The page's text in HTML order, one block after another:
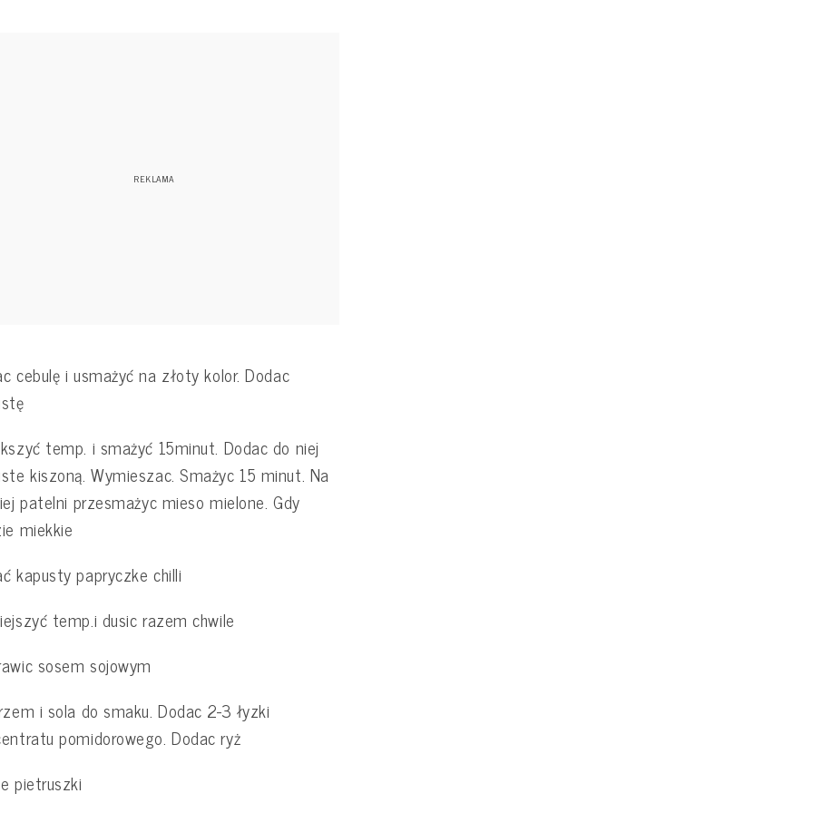
cebulę i usmażyć na złoty kolor. Dodac
temp. i smażyć 15minut. Dodac do niej
kiszoną. Wymieszac. Smażyc 15 minut. Na
patelni przesmażyc mieso mielone. Gdy
miekkie
kapusty papryczke chilli
temp.i dusic razem chwile
sosem sojowym
i sola do smaku. Dodac 2-3 łyzki
pomidorowego. Dodac ryż
pietruszki